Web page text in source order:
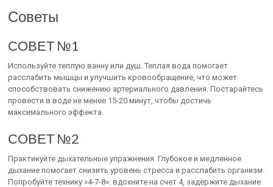
Советы
СОВЕТ №1
Используйте теплую ванну или душ. Теплая вода помогает
расслабить мышцы и улучшить кровообращение, что может
способствовать снижению артериального давления. Постарайтесь
провести в воде не менее 15-20 минут, чтобы достичь
максимального эффекта.
СОВЕТ №2
Практикуйте дыхательные упражнения. Глубокое и медленное
дыхание помогает снизить уровень стресса и расслабить организм.
Попробуйте технику «4-7-8»: вдохните на счет 4, задержите дыхание